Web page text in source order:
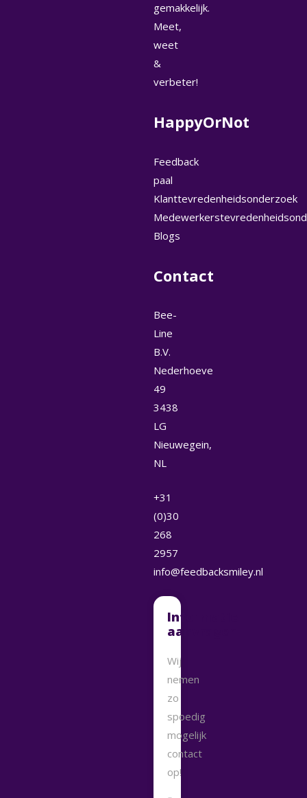
gemakkelijk.
Meet,
weet
&
verbeter!
HappyOrNot
Feedback
paal
Klanttevredenheidsonderzoek
Blogs
Contact
Bee-
Line
B.V.
Nederhoeve
49
3438
LG
Nieuwegein,
NL
+31
(0)30
268
2957
info@feedbacksmiley.nl
Informatie
aanvragen
Wij
nemen
zo
spoedig
mogelijk
contact
op!